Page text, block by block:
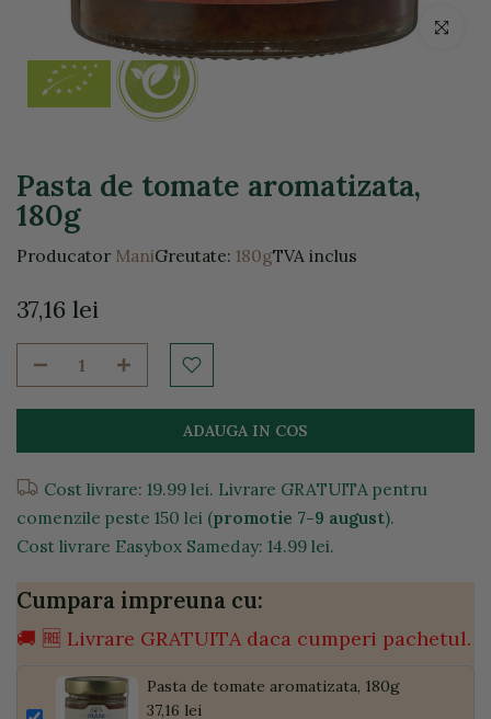
Click
Pasta de tomate aromatizata,
180g
Producator ManiGreutate: 180gTVA inclus
37,16 lei
ADAUGA IN COS
Cost livrare: 19.99 lei. Livrare GRATUITA pentru
comenzile peste 150 lei (promotie 7-9 august).
Cost livrare Easybox Sameday: 14.99 lei.
Cumpara impreuna cu:
🚚 🆓 Livrare GRATUITA daca cumperi pachetul.
Pasta de tomate aromatizata, 180g
37,16 lei